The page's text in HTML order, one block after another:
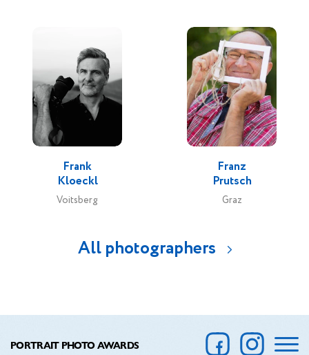
Frank
Kloeckl
Voitsberg
Franz
Prutsch
Graz
All photographers
PORTRAIT PHOTO AWARDS